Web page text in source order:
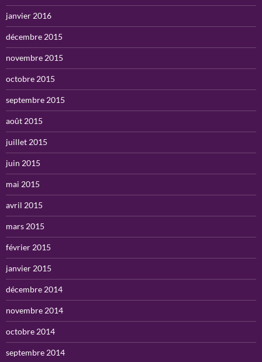
janvier 2016
décembre 2015
novembre 2015
octobre 2015
septembre 2015
août 2015
juillet 2015
juin 2015
mai 2015
avril 2015
mars 2015
février 2015
janvier 2015
décembre 2014
novembre 2014
octobre 2014
septembre 2014